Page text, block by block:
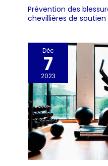
Prévention des
chevillières de soutien
Déc
7
2023